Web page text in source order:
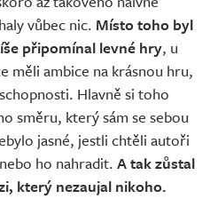
vůbec nic. Místo toho byl
připomínal levné hry, u
měli ambice na krásnou hru,
Hlavně si toho
směru, který sám se sebou
jasné, jestli chtěli autoři
ho nahradit. A tak zůstal
který nezaujal nikoho.